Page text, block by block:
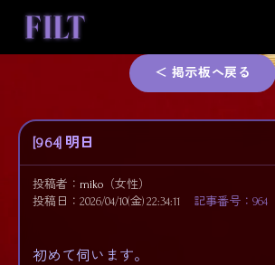
content
＜ 掲示板へ戻る
[964] 明日
投稿者： miko （女性）
投稿日：2026/04/10(金) 22:34:11
記事番号：964
初めて伺います。